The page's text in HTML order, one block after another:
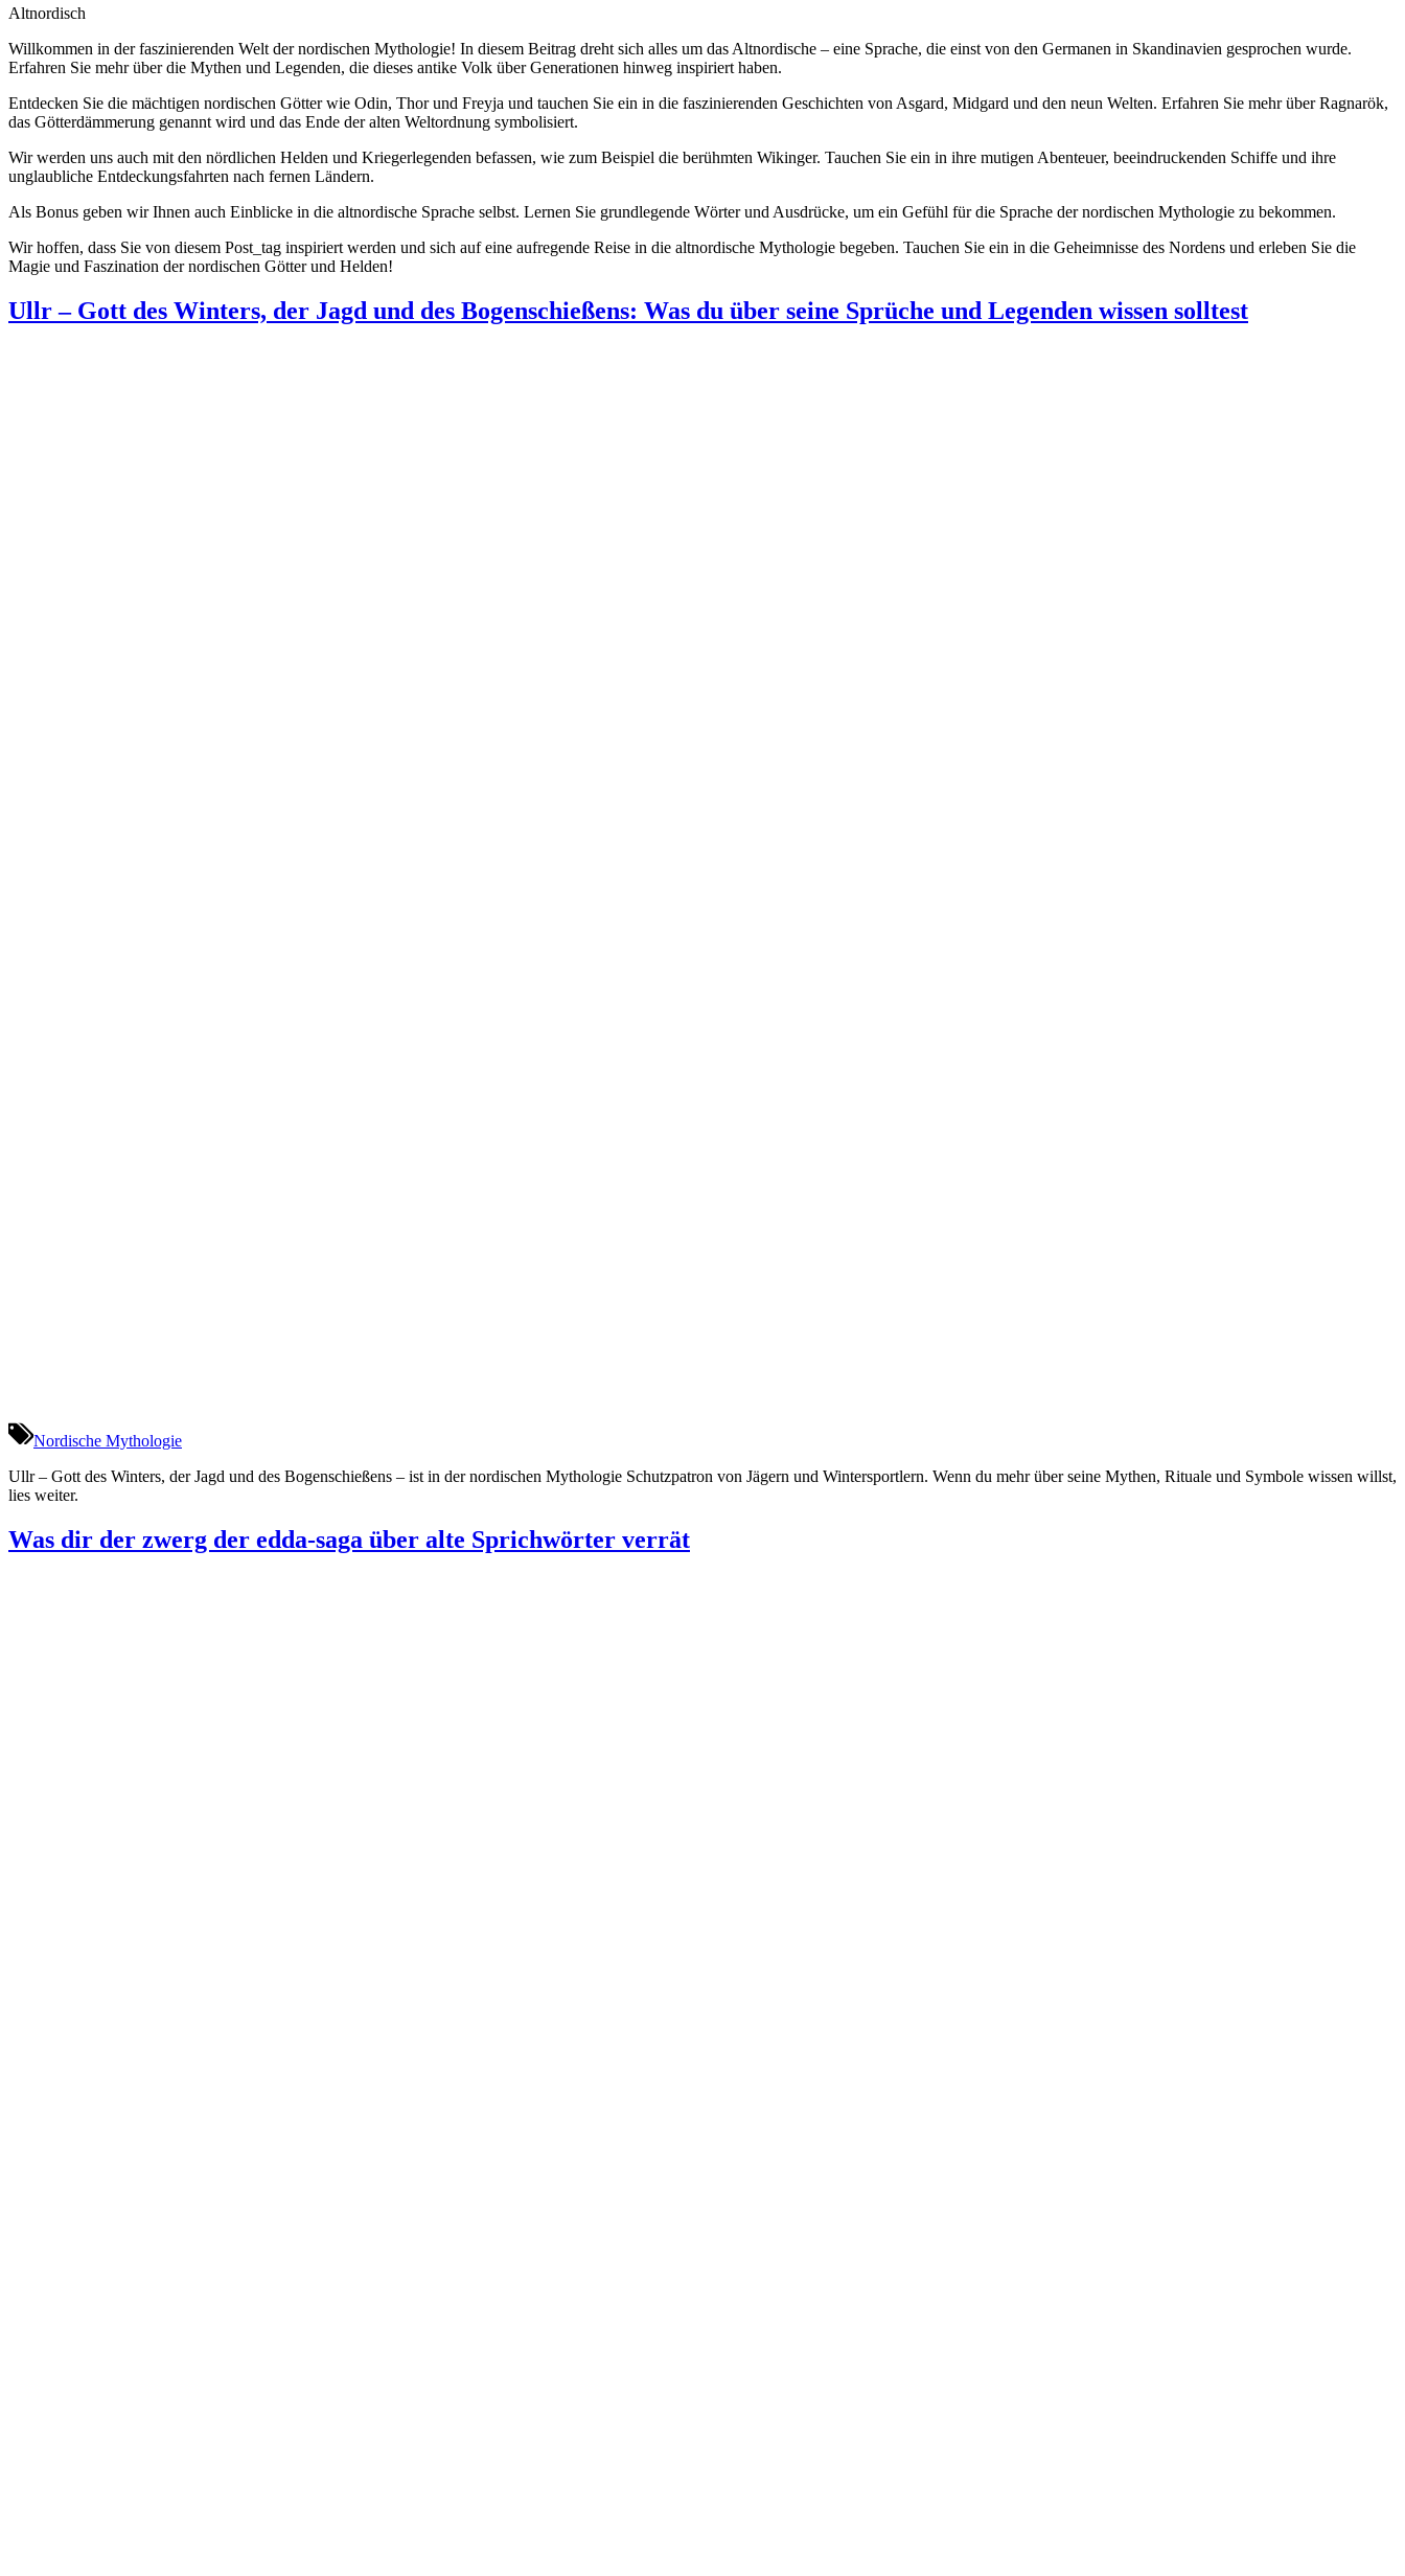
Altnordisch
Willkommen in der faszinierenden Welt der nordischen Mythologie! In diesem Beitrag dreht sich alles um das Altnordische – eine Sprache, die einst von den Germanen in Skandinavien gesprochen wurde.
Erfahren Sie mehr über die Mythen und Legenden, die dieses antike Volk über Generationen hinweg inspiriert haben.
Entdecken Sie die mächtigen nordischen Götter wie Odin, Thor und Freyja und tauchen Sie ein in die faszinierenden Geschichten von Asgard, Midgard und den neun Welten. Erfahren Sie mehr über Ragnarök,
das Götterdämmerung genannt wird und das Ende der alten Weltordnung symbolisiert.
Wir werden uns auch mit den nördlichen Helden und Kriegerlegenden befassen, wie zum Beispiel die berühmten Wikinger. Tauchen Sie ein in ihre mutigen Abenteuer, beeindruckenden Schiffe und ihre
unglaubliche Entdeckungsfahrten nach fernen Ländern.
Als Bonus geben wir Ihnen auch Einblicke in die altnordische Sprache selbst. Lernen Sie grundlegende Wörter und Ausdrücke, um ein Gefühl für die Sprache der nordischen Mythologie zu bekommen.
Wir hoffen, dass Sie von diesem Post_tag inspiriert werden und sich auf eine aufregende Reise in die altnordische Mythologie begeben. Tauchen Sie ein in die Geheimnisse des Nordens und erleben Sie die
Magie und Faszination der nordischen Götter und Helden!
Ullr – Gott des Winters, der Jagd und des Bogenschießens: Was du über seine Sprüche und Legenden wissen solltest
Nordische Mythologie
Ullr – Gott des Winters, der Jagd und des Bogenschießens – ist in der nordischen Mythologie Schutzpatron von Jägern und Wintersportlern. Wenn du mehr über seine Mythen, Rituale und Symbole wissen willst,
lies weiter.
Was dir der zwerg der edda-saga über alte Sprichwörter verrät